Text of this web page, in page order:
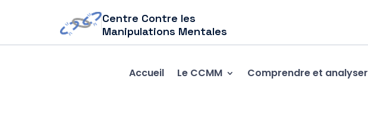
Centre Contre les
Manipulations Mentales
Accueil Le CCMM Comprendre et analyser